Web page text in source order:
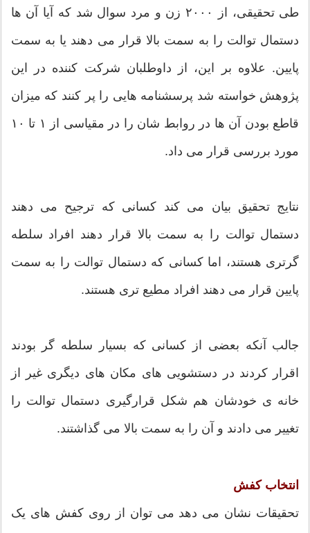
طی تحقیقی، از ۲۰۰۰ زن و مرد سوال شد که آیا آن ها
دستمال توالت را به سمت بالا قرار می دهند یا به سمت
پایین. علاوه بر این، از داوطلبان شرکت کننده در این
پژوهش خواسته شد پرسشنامه هایی را پر کنند که میزان
قاطع بودن آن ها در روابط شان را در مقیاسی از ۱ تا ۱۰
مورد بررسی قرار می داد.
نتایج تحقیق بیان می کند کسانی که ترجیح می دهند
دستمال توالت را به سمت بالا قرار دهند افراد سلطه
گرتری هستند، اما کسانی که دستمال توالت را به سمت
پایین قرار می دهند افراد مطیع تری هستند.
جالب آنکه بعضی از کسانی که بسیار سلطه گر بودند
اقرار کردند در دستشویی های مکان های دیگری غیر از
خانه ی خودشان هم شکل قرارگیری دستمال توالت را
تغییر می دادند و آن را به سمت بالا می گذاشتند.
انتخاب کفش
تحقیقات نشان می دهد می توان از روی کفش های یک